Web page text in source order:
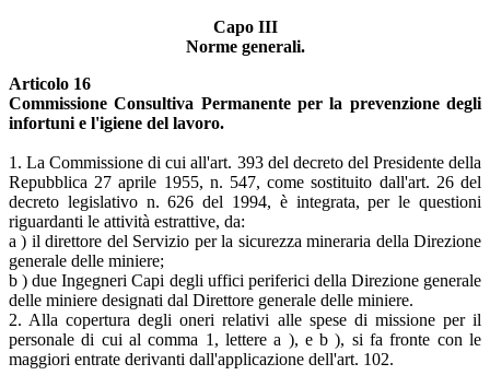
Capo III
Norme generali.
Articolo 16
Commissione Consultiva Permanente per la prevenzione degli
infortuni e l'igiene del lavoro.
1. La Commissione di cui all'art. 393 del decreto del Presidente della
Repubblica 27 aprile 1955, n. 547, come sostituito dall'art. 26 del
decreto legislativo n. 626 del 1994, è integrata, per le questioni
riguardanti le attività estrattive, da:
a ) il direttore del Servizio per la sicurezza mineraria della Direzione
generale delle miniere;
b ) due Ingegneri Capi degli uffici periferici della Direzione generale
delle miniere designati dal Direttore generale delle miniere.
2. Alla copertura degli oneri relativi alle spese di missione per il
personale di cui al comma 1, lettere a ), e b ), si fa fronte con le
maggiori entrate derivanti dall'applicazione dell'art. 102.